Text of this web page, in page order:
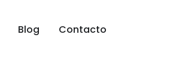
Blog Contacto